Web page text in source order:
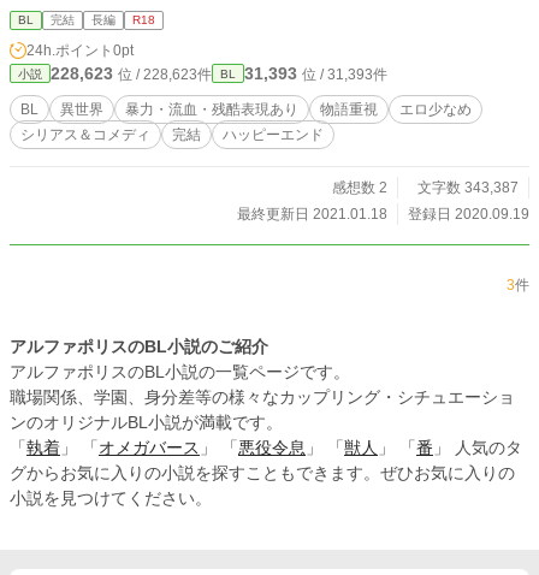
BL 完結 長編 R18
24h.ポイント 0pt
小説 228,623 位 / 228,623件 BL 31,393 位 / 31,393件
BL 異世界 暴力・流血・残酷表現あり 物語重視
エロ少なめ
シリアス＆コメディ
完結 ハッピーエンド
感想数 2
文字数 343,387
最終更新日 2021.01.18
登録日 2020.09.19
3件
アルファポリスのBL小説のご紹介
アルファポリスのBL小説の一覧ページです。
職場関係、学園、身分差等の様々なカップリング・シチュエーショ
ンのオリジナルBL小説が満載です。
「 執着 」 「 オメガバース 」 「 悪役令息 」 「 獣人 」 「 番 」 人気のタ
グからお気に入りの小説を探すこともできます。ぜひお気に入りの
小説を見つけてください。